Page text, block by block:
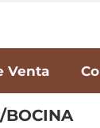
Venta
BOCINA